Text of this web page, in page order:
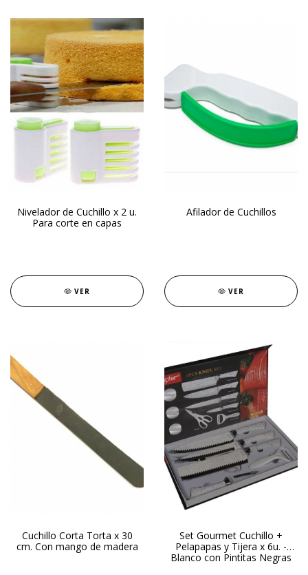
Nivelador de Cuchillo x 2 u.
Para corte en capas
VER
Afilador de Cuchillos
VER
Cuchillo Corta Torta x 30
cm. Con mango de madera
Set Gourmet Cuchillo +
Pelapapas y Tijera x 6u. -
Blanco con Pintitas Negras